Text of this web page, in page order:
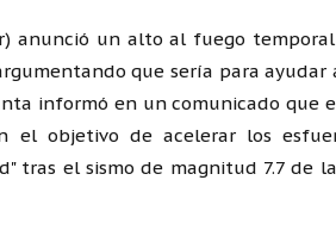
anunció un alto al fuego
que sería para ayudar
informó en un comunicado que
el objetivo de acelerar los
tras el sismo de magnitud 7.7 de